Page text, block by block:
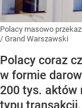
Polacy masowo
/ Grand Warszawski
Polacy coraz
w formie
200 tys. aktów